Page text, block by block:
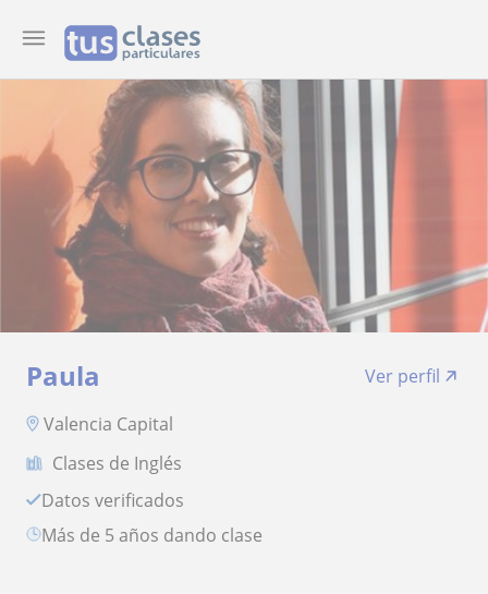
Paula
Ver perfil
Valencia Capital
Clases de Inglés
Datos verificados
más de 5 años dando clase